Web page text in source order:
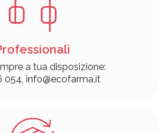
a tua disposizione:
054, info@ecofarma.it